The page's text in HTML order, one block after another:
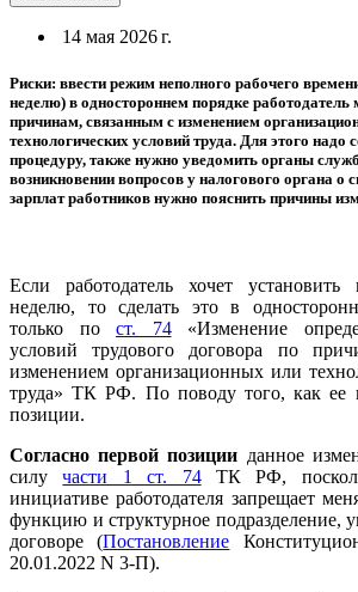
14 мая 2026 г.
Риски: ввести режим неполного рабочего
неделю) в одностороннем порядке работодатель
причинам, связанным с изменением
технологических условий труда. Для этого надо
процедуру, также нужно уведомить органы
возникновении вопросов у налогового органа о
зарплат работников нужно пояснить причины
Если работодатель хочет
неделю, то сделать это в
только по ст. 74«Изменение
условий трудового договора по
изменением организационных или
труда» ТК РФ. По поводу того, как ее
позиции.
Согласно первой позиции данное
силучасти 1 ст. 74ТК РФ,
инициативе работодателя запрещает
функцию и структурное подразделение,
договоре (Постановление
20.01.2022 N 3-П).